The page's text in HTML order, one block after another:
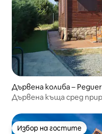
Дървена колиба –
Дървена къща сред
Избор на гостите
Избор на гостите